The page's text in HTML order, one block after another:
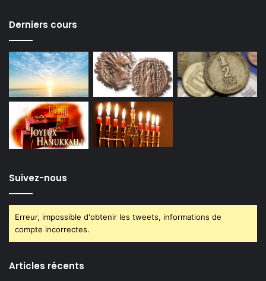
Derniers cours
Suivez-nous
Erreur, impossible d'obtenir les tweets, informations de
compte incorrectes.
Articles récents